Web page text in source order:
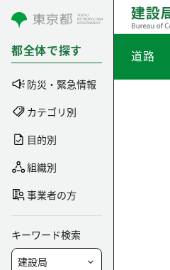
コンテンツにスキップ
都全体で探す
防災・緊急情報
カテゴリ別
目的別
組織別
事業者の方
キーワード検索
道路